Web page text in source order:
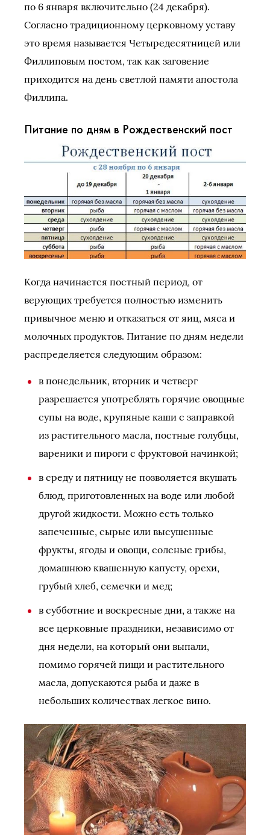
по 6 января включительно (24 декабря).
Согласно традиционному церковному уставу
это время называется Четыредесятницей или
Филлиповым постом, так как заговение
приходится на день светлой памяти апостола
Филлипа.
Питание по дням в Рождественский пост
Когда начинается постный период, от
верующих требуется полностью изменить
привычное меню и отказаться от яиц, мяса и
молочных продуктов. Питание по дням недели
распределяется следующим образом:
в понедельник, вторник и четверг
разрешается употреблять горячие овощные
супы на воде, крупяные каши с заправкой
из растительного масла, постные голубцы,
вареники и пироги с фруктовой начинкой;
в среду и пятницу не позволяется вкушать
блюд, приготовленных на воде или любой
другой жидкости. Можно есть только
запеченные, сырые или высушенные
фрукты, ягоды и овощи, соленые грибы,
домашнюю квашенную капусту, орехи,
грубый хлеб, семечки и мед;
в субботние и воскресные дни, а также на
все церковные праздники, независимо от
дня недели, на который они выпали,
помимо горячей пищи и растительного
масла, допускаются рыба и даже в
небольших количествах легкое вино.